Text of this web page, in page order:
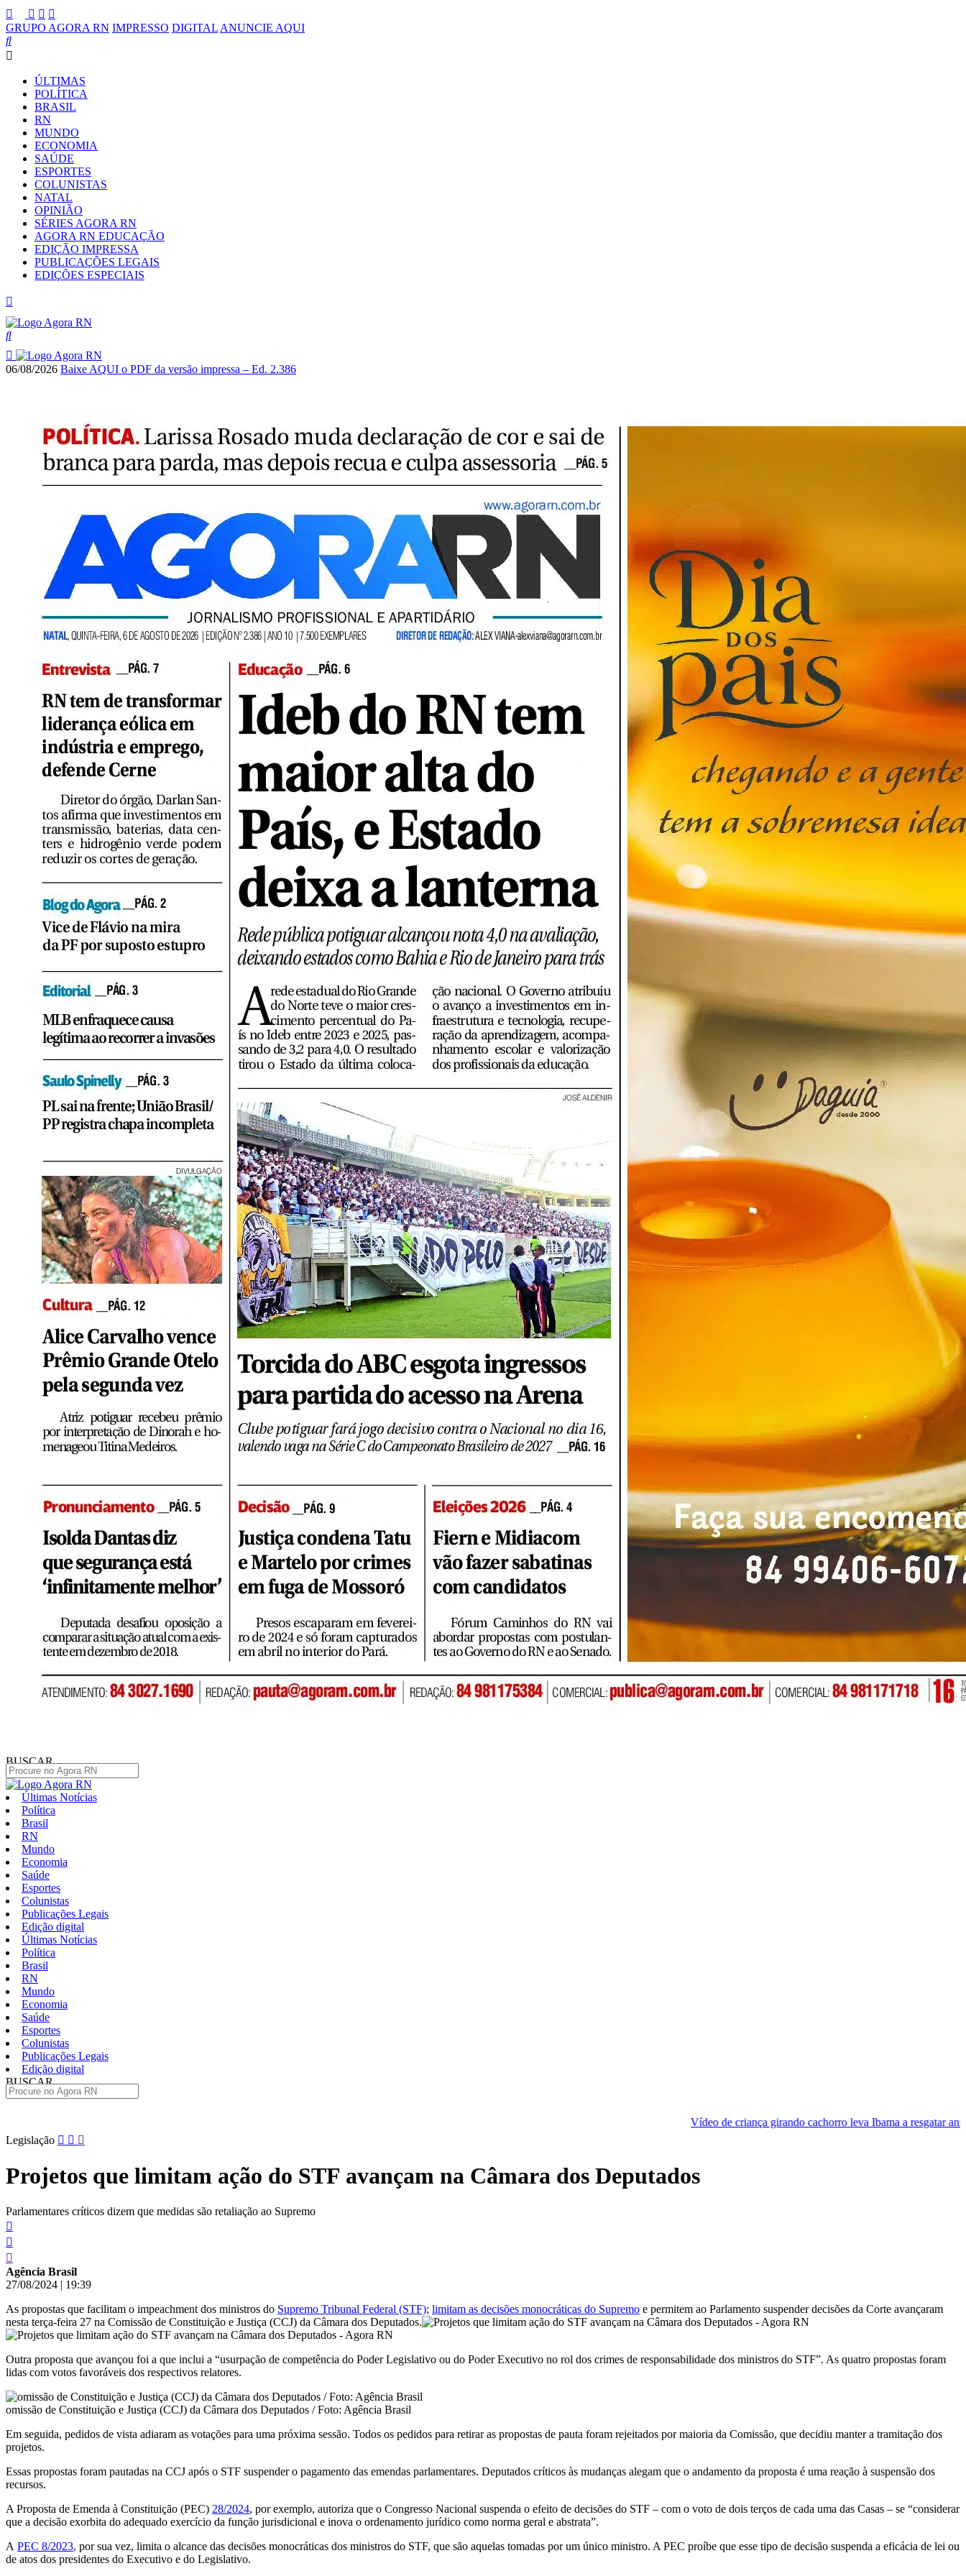
GRUPO AGORA RN IMPRESSO DIGITAL ANUNCIE AQUI
ÚLTIMAS
POLÍTICA
BRASIL
RN
MUNDO
ECONOMIA
SAÚDE
ESPORTES
COLUNISTAS
NATAL
OPINIÃO
SÉRIES AGORA RN
AGORA RN EDUCAÇÃO
EDIÇÃO IMPRESSA
PUBLICAÇÕES LEGAIS
EDIÇÕES ESPECIAIS
06/08/2026 Baixe AQUI o PDF da versão impressa – Ed. 2.386
BUSCAR
Últimas Notícias
Política
Brasil
RN
Mundo
Economia
Saúde
Esportes
Colunistas
Publicações Legais
Edição digital
Últimas Notícias
Política
Brasil
RN
Mundo
Economia
Saúde
Esportes
Colunistas
Publicações Legais
Edição digital
BUSCAR
Vídeo de criança girando cachorro leva Ibama a resgatar animal
Pular
para
conteúdo
Legislação
Projetos que limitam ação do STF avançam na Câmara dos Deputados
Parlamentares críticos dizem que medidas são retaliação ao Supremo
Agência Brasil
27/08/2024 | 19:39
As propostas que facilitam o impeachment dos ministros do Supremo Tribunal Federal (STF); limitam as decisões monocráticas do Supremo e permitem ao Parlamento suspender decisões da Corte avançaram
nesta terça-feira 27 na Comissão de Constituição e Justiça (CCJ) da Câmara dos Deputados.
Outra proposta que avançou foi a que inclui a “usurpação de competência do Poder Legislativo ou do Poder Executivo no rol dos crimes de responsabilidade dos ministros do STF”. As quatro propostas foram
lidas com votos favoráveis dos respectivos relatores.
omissão de Constituição e Justiça (CCJ) da Câmara dos Deputados / Foto: Agência Brasil
Em seguida, pedidos de vista adiaram as votações para uma próxima sessão. Todos os pedidos para retirar as propostas de pauta foram rejeitados por maioria da Comissão, que decidiu manter a tramitação dos
projetos.
Essas propostas foram pautadas na CCJ após o STF suspender o pagamento das emendas parlamentares. Deputados críticos às mudanças alegam que o andamento da proposta é uma reação à suspensão dos
recursos.
A Proposta de Emenda à Constituição (PEC) 28/2024, por exemplo, autoriza que o Congresso Nacional suspenda o efeito de decisões do STF – com o voto de dois terços de cada uma das Casas – se “considerar
que a decisão exorbita do adequado exercício da função jurisdicional e inova o ordenamento jurídico como norma geral e abstrata”.
A PEC 8/2023, por sua vez, limita o alcance das decisões monocráticas dos ministros do STF, que são aquelas tomadas por um único ministro. A PEC proíbe que esse tipo de decisão suspenda a eficácia de lei ou
de atos dos presidentes do Executivo e do Legislativo.